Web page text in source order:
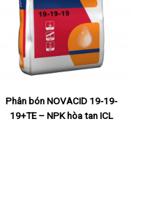
Phân bón NOVACID 19-19-
19+TE – NPK hòa tan ICL